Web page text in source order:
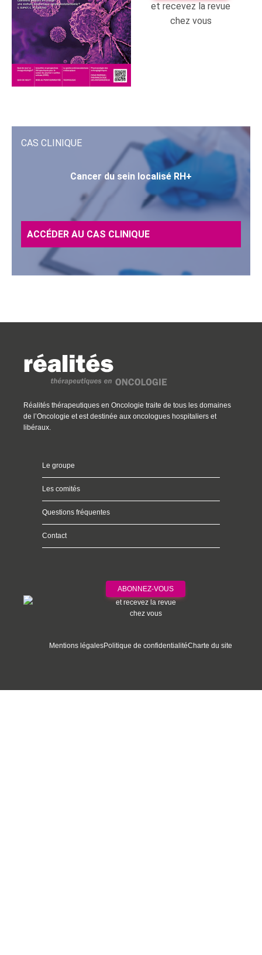
et recevez la revue
chez vous
CAS CLINIQUE
Cancer du sein localisé RH+
ACCÉDER AU CAS CLINIQUE
Réalités thérapeutiques en Oncologie traite de tous les domaines
de l’Oncologie et est destinée aux oncologues hospitaliers et
libéraux.
Le groupe
Les comités
Questions fréquentes
Contact
ABONNEZ-VOUS
et recevez la revue
chez vous
Mentions légalesPolitique de confidentialitéCharte du site